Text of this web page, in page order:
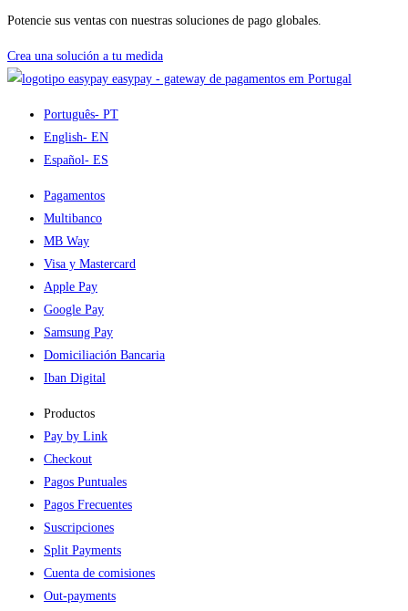
Potencie sus ventas con nuestras soluciones de pago globales.
Crea una solución a tu medida
easypay - gateway de pagamentos em Portugal
Português- PT
English- EN
Español- ES
Pagamentos
Multibanco
MB Way
Visa y Mastercard
Apple Pay
Google Pay
Samsung Pay
Domiciliación Bancaria
Iban Digital
Productos
Pay by Link
Checkout
Pagos Puntuales
Pagos Frecuentes
Suscripciones
Split Payments
Cuenta de comisiones
Out-payments